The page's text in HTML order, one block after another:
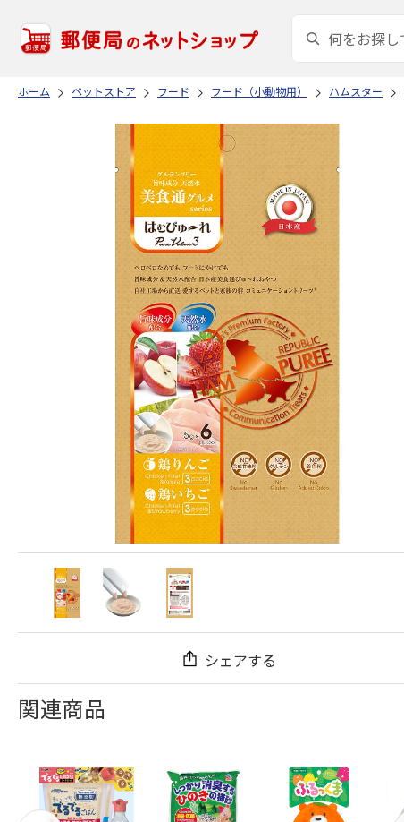
ホーム ペットストア フード フード（小動物用） ハムスター
シェアする
関連商品